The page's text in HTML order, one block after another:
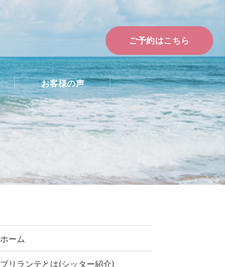
ホーム
ブリランテとは(シッター紹介)
ご予約はこちら
お客様の声